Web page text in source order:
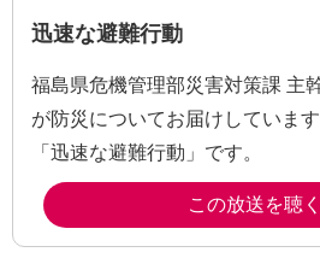
迅速な避難行動
福島県危機管理部災害対策課 主
が防災についてお届けしていま
「迅速な避難行動」です。
この放送を聴く